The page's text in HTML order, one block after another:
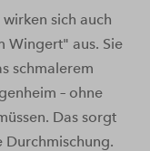
sich auch
Wingert" aus. Sie
schmalerem
– ohne
Das sorgt
Durchmischung.